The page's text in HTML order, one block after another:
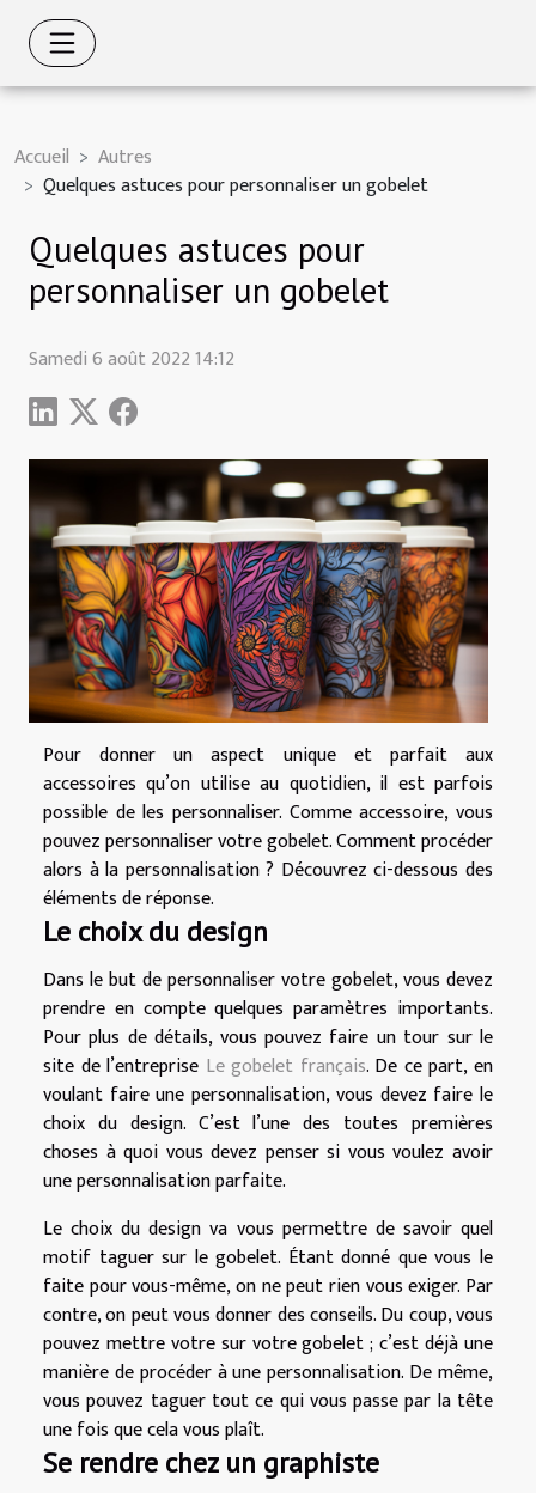
Accueil
Autres
Quelques astuces pour personnaliser un gobelet
Quelques astuces pour
personnaliser un gobelet
Samedi 6 août 2022 14:12
Pour donner un aspect unique et parfait aux
accessoires qu’on utilise au quotidien, il est parfois
possible de les personnaliser. Comme accessoire, vous
pouvez personnaliser votre gobelet. Comment procéder
alors à la personnalisation ? Découvrez ci-dessous des
éléments de réponse.
Le choix du design
Dans le but de personnaliser votre gobelet, vous devez
prendre en compte quelques paramètres importants.
Pour plus de détails, vous pouvez faire un tour sur le
site de l’entreprise Le gobelet français. De ce part, en
voulant faire une personnalisation, vous devez faire le
choix du design. C’est l’une des toutes premières
choses à quoi vous devez penser si vous voulez avoir
une personnalisation parfaite.
Le choix du design va vous permettre de savoir quel
motif taguer sur le gobelet. Étant donné que vous le
faite pour vous-même, on ne peut rien vous exiger. Par
contre, on peut vous donner des conseils. Du coup, vous
pouvez mettre votre sur votre gobelet ; c’est déjà une
manière de procéder à une personnalisation. De même,
vous pouvez taguer tout ce qui vous passe par la tête
une fois que cela vous plaît.
Se rendre chez un graphiste